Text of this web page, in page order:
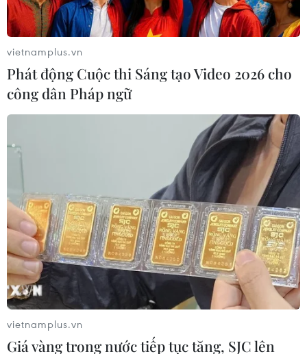
Các nền tảng thương mại điện tử đẩy
mạnh khai thác thị trường Việt Nam
17/04/2024 07:49
Tại thị trường Việt Nam, TikTok đã vượt qua Lazada để
trở thành nền tảng thương mại điện tử lớn thứ hai, chỉ
sau nền tảng thương mại điện tử Shopee của
Singapore.
vietnamplus.vn
Phát động Cuộc thi Sáng tạo Video 2026 cho
công dân Pháp ngữ
vietnamplus.vn
Giá vàng trong nước tiếp tục tăng, SJC lên